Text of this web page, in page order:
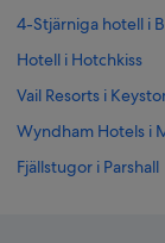
4-Stjärniga hotell i
Hotell i Hotchkiss
Vail Resorts i
Wyndham Hotels i
Fjällstugor i Parshall